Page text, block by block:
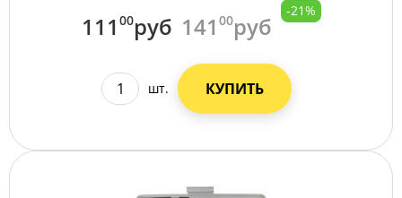
111 00руб 141 00руб
-21%
шт. КУПИТЬ